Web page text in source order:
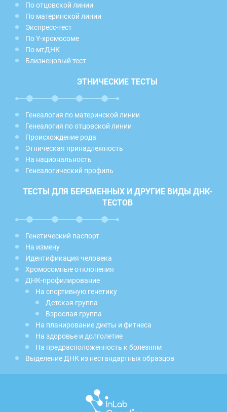
По отцовской линии
По материнской линии
Экспресс-тест
По Y-хромосоме
По мтДНК
Близнецовый тест
ЭТНИЧЕСКИЕ ТЕСТЫ
Генеалогия по материнской линии
Генеалогия по отцовской линии
Происхождение рода
Этническая принадлежность
На национальность
Генеалогический профиль
ТЕСТЫ ДЛЯ БЕРЕМЕННЫХ И ДРУГИЕ ВИДЫ ДНК-
ТЕСТОВ
Генетический паспорт
На измену
Идентификация человека
Хромосомные отклонения
ДНК-профилирование
На спортивную генетику
Детская группа
Взрослая группа
На планирование диеты и фитнеса
На здоровье и долголетие
На предрасположенность к болезням
Выделение ДНК из нестандартных образцов